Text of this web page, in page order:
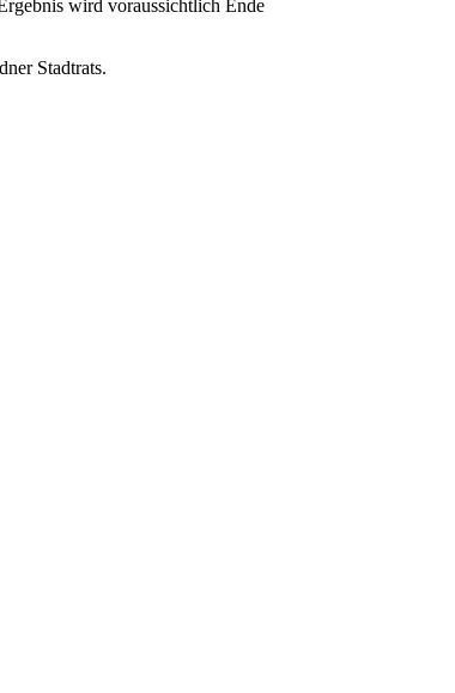
wird voraussichtlich Ende
Stadtrats.